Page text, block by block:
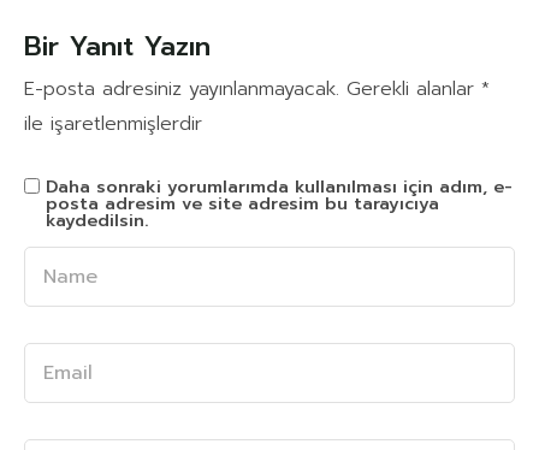
Bir Yanıt Yazın
E-posta adresiniz yayınlanmayacak. Gerekli alanlar *
ile işaretlenmişlerdir
Daha sonraki yorumlarımda kullanılması için adım, e-
posta adresim ve site adresim bu tarayıcıya
kaydedilsin.